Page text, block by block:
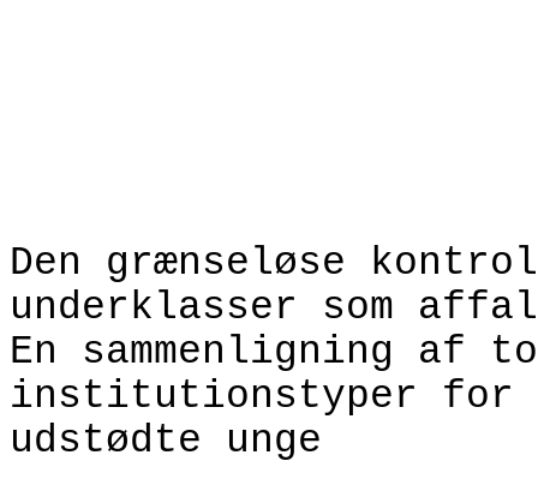
Den grænseløse
underklasser som
En sammenligning af
institutionstyper for
udstødte unge